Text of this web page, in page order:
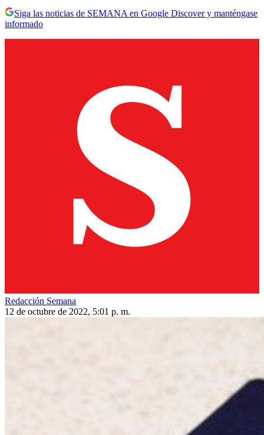
Siga las noticias de SEMANA en Google Discover y manténgase
informado
Redacción Semana
12 de octubre de 2022, 5:01 p. m.